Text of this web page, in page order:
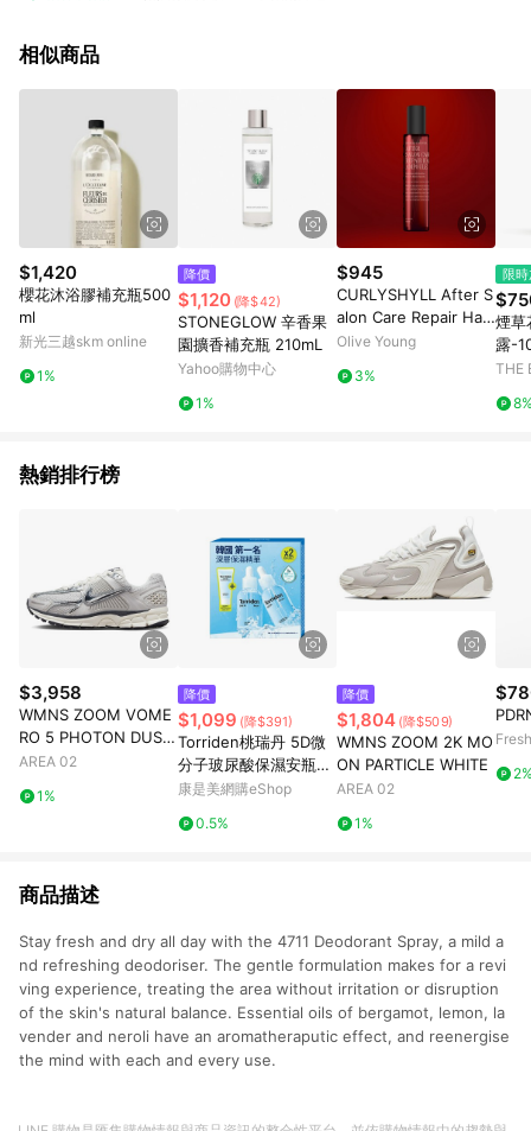
不符合贈點資格。
相似商品
$1,420
櫻花沐浴膠補充瓶500
ml
新光三越skm online
1%
降價
$1,120 (降$42)
STONEGLOW 辛香果
園擴香補充瓶 210mL
Yahoo購物中心
1%
$945
CURLYSHYLL After S
alon Care Repair Hair
Ampoule 100mL
Olive Young
3%
限
煙草
露-
THE
熱銷排行榜
$3,958
WMNS ZOOM VOME
RO 5 PHOTON DUST
METALLIC SILVER
AREA 02
1%
降價
$1,099 (降$391)
Torriden桃瑞丹 5D微
分子玻尿酸保濕安瓶精
華限量套裝-精華50ML
康是美網購eShop
0.5%
降價
$1,804 (降$509)
WMNS ZOOM 2K MO
ON PARTICLE WHITE
AREA 02
1%
商品描述
Stay fresh and dry all day with the 4711 Deodorant Spray, a mild a
nd refreshing deodoriser. The gentle formulation makes for a revi
ving experience, treating the area without irritation or disruption
of the skin's natural balance. Essential oils of bergamot, lemon, la
vender and neroli have an aromatheraputic effect, and reenergise
the mind with each and every use.